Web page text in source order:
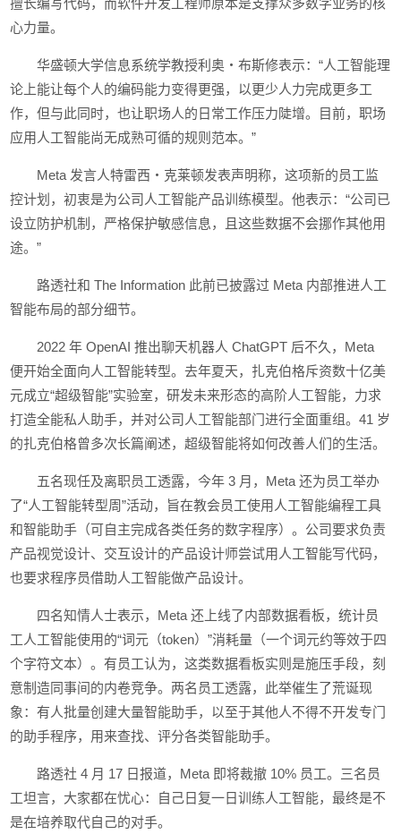
擅长编写代码，而软件开发工程师原本是支撑众多数字业务的核
心力量。
华盛顿大学信息系统学教授利奥・布斯修表示：“人工智能理
论上能让每个人的编码能力变得更强，以更少人力完成更多工
作，但与此同时，也让职场人的日常工作压力陡增。目前，职场
应用人工智能尚无成熟可循的规则范本。”
Meta 发言人特雷西・克莱顿发表声明称，这项新的员工监
控计划，初衷是为公司人工智能产品训练模型。他表示：“公司已
设立防护机制，严格保护敏感信息，且这些数据不会挪作其他用
途。”
路透社和 The Information 此前已披露过 Meta 内部推进人工
智能布局的部分细节。
2022 年 OpenAI 推出聊天机器人 ChatGPT 后不久，Meta
便开始全面向人工智能转型。去年夏天，扎克伯格斥资数十亿美
元成立“超级智能”实验室，研发未来形态的高阶人工智能，力求
打造全能私人助手，并对公司人工智能部门进行全面重组。41 岁
的扎克伯格曾多次长篇阐述，超级智能将如何改善人们的生活。
五名现任及离职员工透露，今年 3 月，Meta 还为员工举办
了“人工智能转型周”活动，旨在教会员工使用人工智能编程工具
和智能助手（可自主完成各类任务的数字程序）。公司要求负责
产品视觉设计、交互设计的产品设计师尝试用人工智能写代码，
也要求程序员借助人工智能做产品设计。
四名知情人士表示，Meta 还上线了内部数据看板，统计员
工人工智能使用的“词元（token）”消耗量（一个词元约等效于四
个字符文本）。有员工认为，这类数据看板实则是施压手段，刻
意制造同事间的内卷竞争。两名员工透露，此举催生了荒诞现
象：有人批量创建大量智能助手，以至于其他人不得不开发专门
的助手程序，用来查找、评分各类智能助手。
路透社 4 月 17 日报道，Meta 即将裁撤 10% 员工。三名员
工坦言，大家都在忧心：自己日复一日训练人工智能，最终是不
是在培养取代自己的对手。